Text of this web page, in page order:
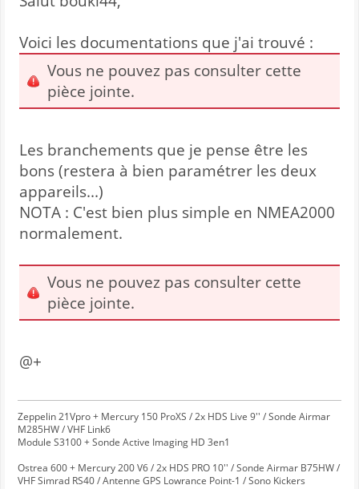
Voici les documentations que j'ai trouvé :
Vous ne pouvez pas consulter cette
pièce jointe.
Les branchements que je pense être les
bons (restera à bien paramétrer les deux
appareils...)
NOTA : C'est bien plus simple en NMEA2000
normalement.
Vous ne pouvez pas consulter cette
pièce jointe.
@+
Zeppelin 21Vpro + Mercury 150 ProXS / 2x HDS Live 9'' / Sonde Airmar
M285HW / VHF Link6
Module S3100 + Sonde Active Imaging HD 3en1
Ostrea 600 + Mercury 200 V6 / 2x HDS PRO 10'' / Sonde Airmar B75HW /
VHF Simrad RS40 / Antenne GPS Lowrance Point-1 / Sono Kickers